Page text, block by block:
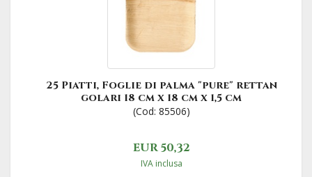
25 Piatti, Foglie di palma "pure" rettan
golari 18 cm x 18 cm x 1,5 cm
(Cod: 85506)
EUR 50,32
IVA inclusa